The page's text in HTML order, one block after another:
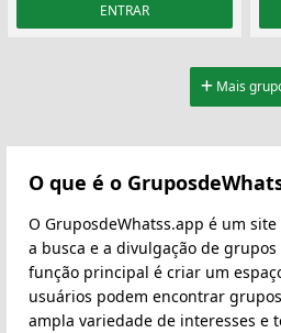
ENTRAR
Mais
O que é o
O GruposdeWhatss.app é um
a busca e a divulgação de grupos
função principal é criar um
usuários podem encontrar
ampla variedade de interesses e